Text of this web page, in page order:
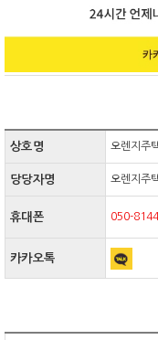
상호명 오렌지주
당당자명 오렌지주
휴대폰 050-
카카오톡